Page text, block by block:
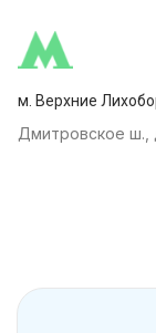
м. Верхние
Дмитровское ш.,